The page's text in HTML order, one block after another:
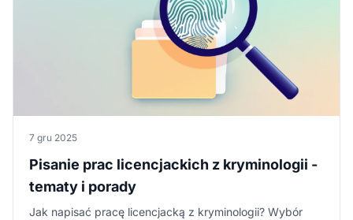
7 gru 2025
Pisanie prac licencjackich z kryminologii -
tematy i porady
Jak napisać pracę licencjacką z kryminologii? Wybór